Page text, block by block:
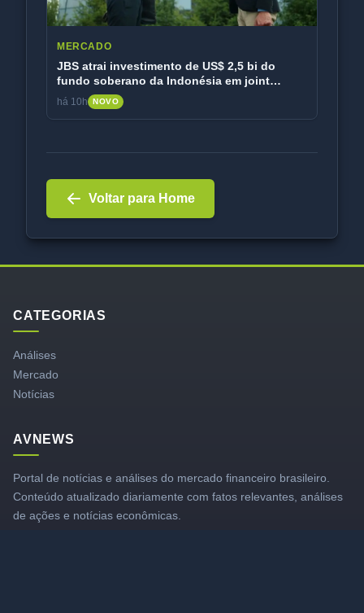
MERCADO
JBS atrai investimento de US$ 2,5 bi do
fundo soberano da Indonésia em joint
venture
há 10h NOVO
Voltar para Home
CATEGORIAS
Análises
Mercado
Notícias
AVNEWS
Portal de notícias e análises do mercado financeiro brasileiro.
Conteúdo atualizado diariamente com fatos relevantes, análises
de ações e notícias econômicas.